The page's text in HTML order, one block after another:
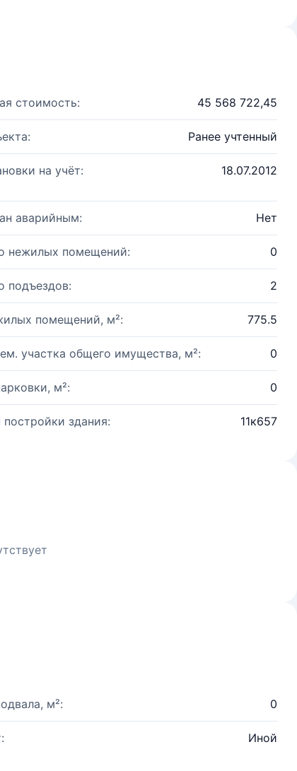
стоимость: 45 568 722,45
Ранее учтенный
на учёт: 18.07.2012
аварийным: Нет
нежилых помещений: 0
подъездов: 2
помещений, м²: 775.5
участка общего имущества, м²: 0
м²: 0
здания: 11к657
м²: 0
Иной